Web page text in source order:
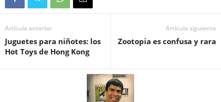
Artículo anterior
Juguetes para niñotes: los
Hot Toys de Hong Kong
Artículo siguiente
Zootopia es confusa y rara